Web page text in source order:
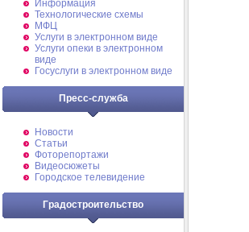
Информация
Технологические схемы
МФЦ
Услуги в электронном виде
Услуги опеки в электронном
виде
Госуслуги в электронном виде
Пресс-служба
Новости
Статьи
Фоторепортажи
Видеосюжеты
Городское телевидение
Градостроительство